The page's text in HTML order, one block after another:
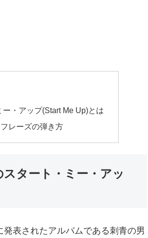
・アップ(Start Me Up)とは
レーズの弾き方
タート・ミー・アッ
発表されたアルバムである刺青の男